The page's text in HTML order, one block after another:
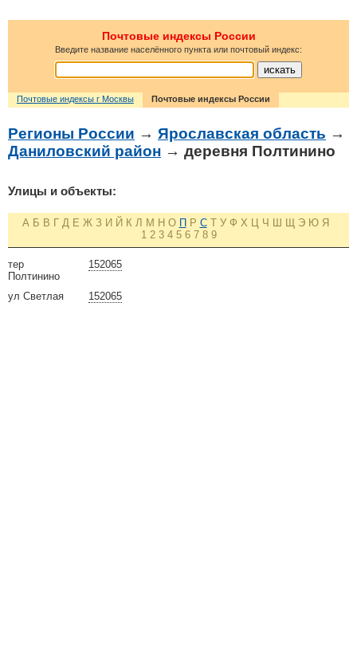
Почтовые индексы России
Введите название населённого пункта или почтовый индекс:
Почтовые индексы г Москвы Почтовые индексы России
Регионы России → Ярославская область →
Даниловский район → деревня Полтинино
Улицы и объекты:
А Б В Г Д Е Ж З И Й К Л М Н О П Р С Т У Ф Х Ц Ч Ш Щ Э Ю Я
1 2 3 4 5 6 7 8 9
152065
тер
Полтинино
152065
ул Светлая